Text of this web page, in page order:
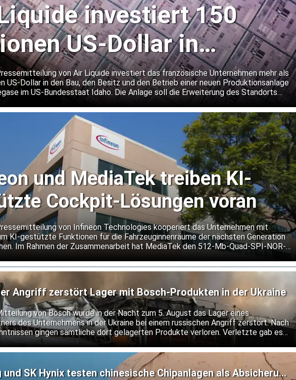
investiert 150
US-Dollar in
Gaswerk in Idaho
von Air Liquide investiert das französische Unternehmen mehr als
US-Dollar in den Bau, den Besitz und den Betrieb einer neuen Produktionsanlage
im US-Bundesstaat Idaho. Die Anlage soll die Erweiterung des Standorts
und MediaTek treiben KI-
Cockpit-Lösungen voran
von Infineon Technologies kooperiert das Unternehmen mit
KI-gestützte Funktionen für die Fahrzeuginnenräume der nächsten Generation
Im Rahmen der Zusammenarbeit hat MediaTek den 512-Mb-Quad-SPI-NOR-
Angriff zerstört Lager mit Bosch-Produkten in der Ukraine
von Bosch wurde in der Nacht zum 5. August das Lager eines
des Unternehmens in der Ukraine bei einem russischen Angriff zerstört. Nach
gingen sämtliche dort gelagerten Produkte verloren. Verletzte gab es
und SK Hynix testen chinesische Chipanlagen als Absicherung